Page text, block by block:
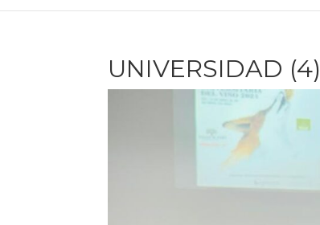
UNIVERSIDAD (4)